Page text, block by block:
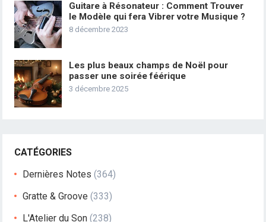
Guitare à Résonateur : Comment Trouver
le Modèle qui fera Vibrer votre Musique ?
8 décembre 2023
Les plus beaux champs de Noël pour
passer une soirée féérique
3 décembre 2025
CATÉGORIES
Dernières Notes (364)
Gratte & Groove (333)
L'Atelier du Son (238)